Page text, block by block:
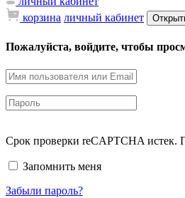
корзина личный кабинет
Пожалуйста, войдите, чтобы
Срок проверки reCAPTCHA истек.
Запомнить меня
Забыли пароль?